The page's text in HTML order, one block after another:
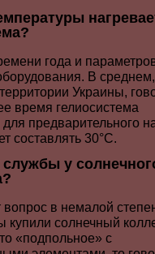
года и
В
Украины,
время гелиосистема
для предварительного
составлять 30°C.
службы у
вопрос в немалой
купили солнечный
«подпольное» с